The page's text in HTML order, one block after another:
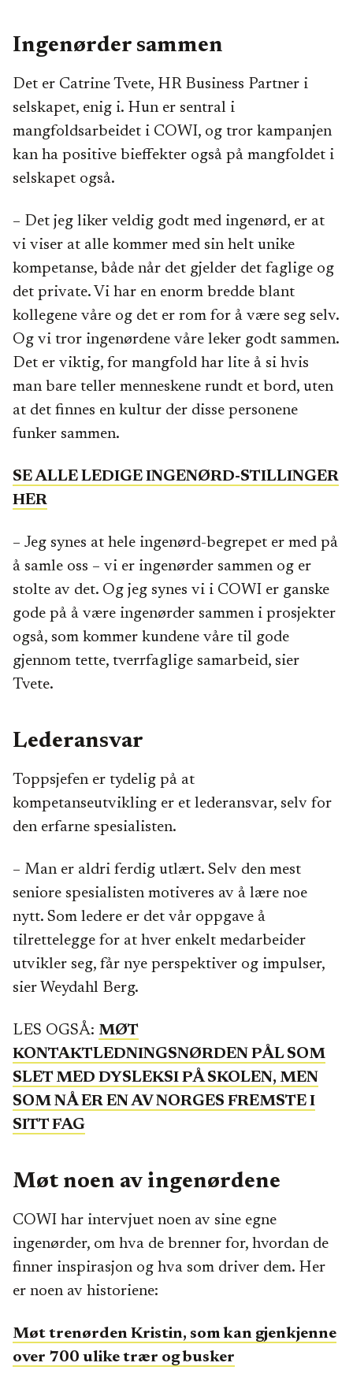
Ingenørder sammen
Det er Catrine Tvete, HR Business Partner i
selskapet, enig i. Hun er sentral i
mangfoldsarbeidet i COWI, og tror kampanjen
kan ha positive bieffekter også på mangfoldet i
selskapet også.
– Det jeg liker veldig godt med ingenørd, er at
vi viser at alle kommer med sin helt unike
kompetanse, både når det gjelder det faglige og
det private. Vi har en enorm bredde blant
kollegene våre og det er rom for å være seg selv.
Og vi tror ingenørdene våre leker godt sammen.
Det er viktig, for mangfold har lite å si hvis
man bare teller menneskene rundt et bord, uten
at det finnes en kultur der disse personene
funker sammen.
SE ALLE LEDIGE INGENØRD-STILLINGER
HER
– Jeg synes at hele ingenørd-begrepet er med på
å samle oss – vi er ingenørder sammen og er
stolte av det. Og jeg synes vi i COWI er ganske
gode på å være ingenørder sammen i prosjekter
også, som kommer kundene våre til gode
gjennom tette, tverrfaglige samarbeid, sier
Tvete.
Lederansvar
Toppsjefen er tydelig på at
kompetanseutvikling er et lederansvar, selv for
den erfarne spesialisten.
– Man er aldri ferdig utlært. Selv den mest
seniore spesialisten motiveres av å lære noe
nytt. Som ledere er det vår oppgave å
tilrettelegge for at hver enkelt medarbeider
utvikler seg, får nye perspektiver og impulser,
sier Weydahl Berg.
LES OGSÅ: MØT
KONTAKTLEDNINGSNØRDEN PÅL SOM
SLET MED DYSLEKSI PÅ SKOLEN, MEN
SOM NÅ ER EN AV NORGES FREMSTE I
SITT FAG
Møt noen av ingenørdene
COWI har intervjuet noen av sine egne
ingenørder, om hva de brenner for, hvordan de
finner inspirasjon og hva som driver dem. Her
er noen av historiene:
Møt trenørden Kristin, som kan gjenkjenne
over 700 ulike trær og busker